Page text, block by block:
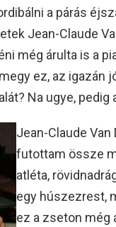
a párás
Jean-Claude
még árulta is a
ez, az igazán
Na ugye,
Jean-Claude
futottam össze
atléta,
egy húszezrest,
ez a zseton még